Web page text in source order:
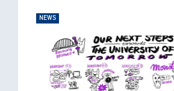
NEWS